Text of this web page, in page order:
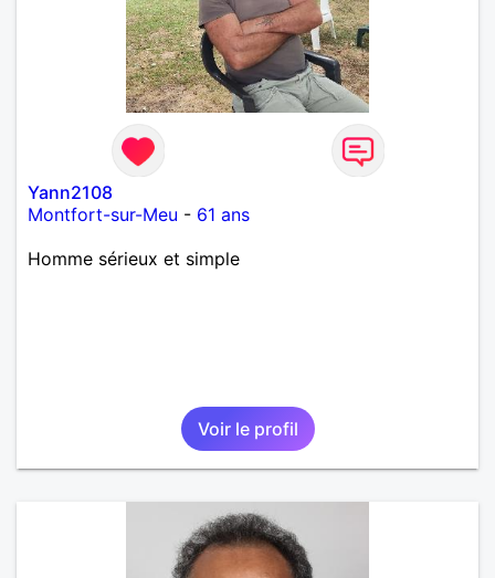
Yann2108
Montfort-sur-Meu - 61 ans
Homme sérieux et simple
Voir le profil